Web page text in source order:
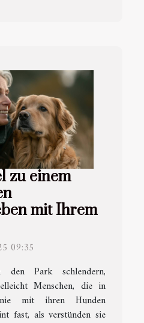
zu einem
mit Ihrem
09:35
Park schlendern,
Menschen, die in
mit ihren Hunden
fast, als verstünden sie